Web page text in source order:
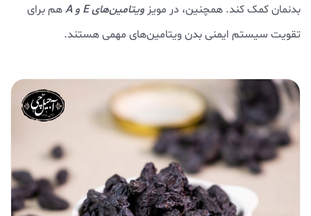
بدنمان کمک کند. همچنین، در مویز ویتامین‌های E و A
هم برای
تقویت سیستم ایمنی بدن ویتامین‌های مهمی هستند.